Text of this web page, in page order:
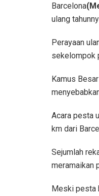
Barcelona
ulang
Perayaan
sekelompok
Kamus
Acara pesta
km dari
Sejumlah
meramaikan
Meski pesta